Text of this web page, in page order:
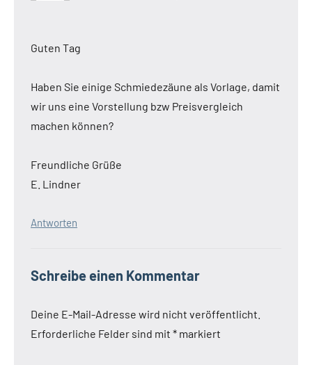
Guten Tag
Haben Sie einige Schmiedezäune als Vorlage, damit
wir uns eine Vorstellung bzw Preisvergleich
machen können?
Freundliche Grüße
E. Lindner
Antworten
Schreibe einen Kommentar
Deine E-Mail-Adresse wird nicht veröffentlicht.
Erforderliche Felder sind mit * markiert